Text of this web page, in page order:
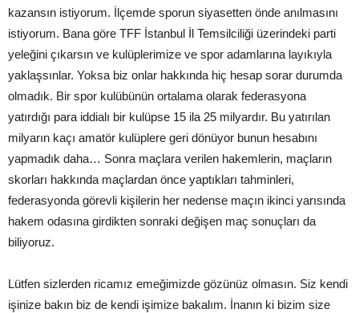
kazansın istiyorum. İlçemde sporun siyasetten önde anılmasını
istiyorum. Bana göre TFF İstanbul İl Temsilciliği üzerindeki parti
yeleğini çıkarsın ve kulüplerimize ve spor adamlarına layıkıyla
yaklaşsınlar. Yoksa biz onlar hakkında hiç hesap sorar durumda
olmadık. Bir spor kulübünün ortalama olarak federasyona
yatırdığı para iddialı bir kulüpse 15 ila 25 milyardır. Bu yatırılan
milyarın kaçı amatör kulüplere geri dönüyor bunun hesabını
yapmadık daha… Sonra maçlara verilen hakemlerin, maçların
skorları hakkında maçlardan önce yaptıkları tahminleri,
federasyonda görevli kişilerin her nedense maçın ikinci yarısında
hakem odasına girdikten sonraki değişen maç sonuçları da
biliyoruz.
Lütfen sizlerden ricamız emeğimizde gözünüz olmasın. Siz kendi
işinize bakın biz de kendi işimize bakalım. İnanın ki bizim size